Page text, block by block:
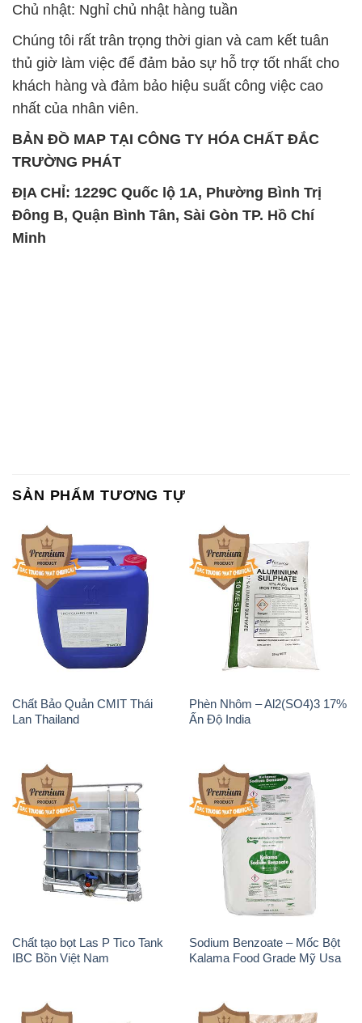
Chủ nhật: Nghỉ chủ nhật hàng tuần
Chúng tôi rất trân trọng thời gian và cam kết tuân
thủ giờ làm việc để đảm bảo sự hỗ trợ tốt nhất cho
khách hàng và đảm bảo hiệu suất công việc cao
nhất của nhân viên.
BẢN ĐỒ MAP TẠI CÔNG TY HÓA CHẤT ĐẮC
TRƯỜNG PHÁT
ĐỊA CHỈ: 1229C Quốc lộ 1A, Phường Bình Trị
Đông B, Quận Bình Tân, Sài Gòn TP. Hồ Chí
Minh
SẢN PHẨM TƯƠNG TỰ
Chất Bảo Quản CMIT Thái
Lan Thailand
Phèn Nhôm – Al2(SO4)3 17%
Ấn Độ India
Chất tạo bọt Las P Tico Tank
IBC Bồn Việt Nam
Sodium Benzoate – Mốc Bột
Kalama Food Grade Mỹ Usa